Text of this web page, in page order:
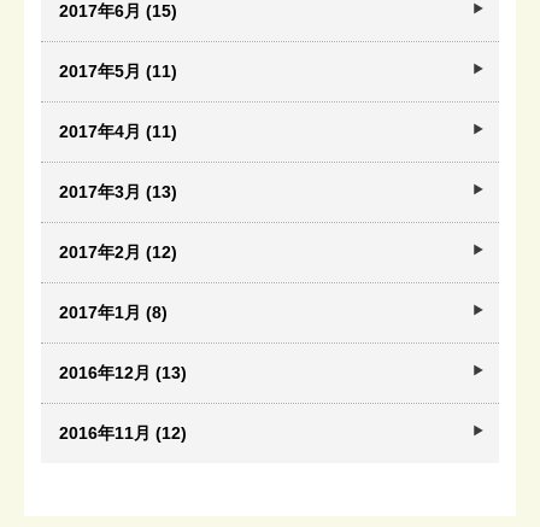
2017年6月 (15)
2017年5月 (11)
2017年4月 (11)
2017年3月 (13)
2017年2月 (12)
2017年1月 (8)
2016年12月 (13)
2016年11月 (12)